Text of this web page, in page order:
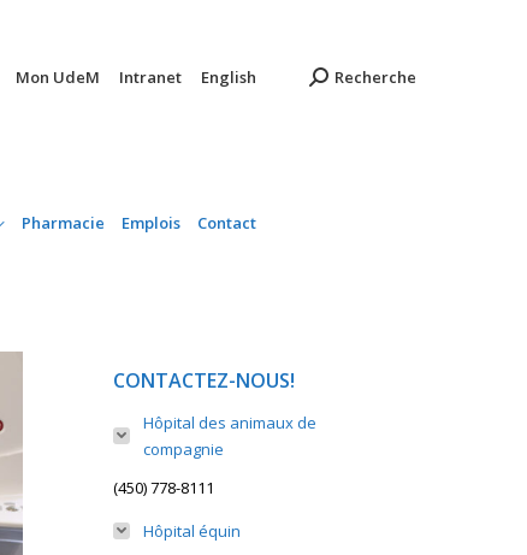
Mon UdeM Intranet English Recherche
Pharmacie Emplois Contact
CONTACTEZ-NOUS!
Hôpital des animaux de
compagnie
(450) 778-8111
Hôpital équin